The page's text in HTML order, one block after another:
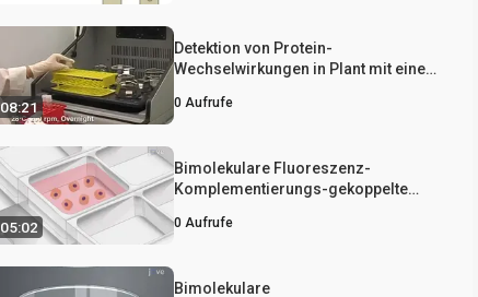
08:21
Detektion von Protein-
Wechselwirkungen in Plant mit einem
Fluoreszenz Komplementation (BIFC)
0 Aufrufe
05:02
Bimolekulare Fluoreszenz-
Komplementierungs-gekoppelte
Lokalisationsmikroskopie
0 Aufrufe
Bimolekulare